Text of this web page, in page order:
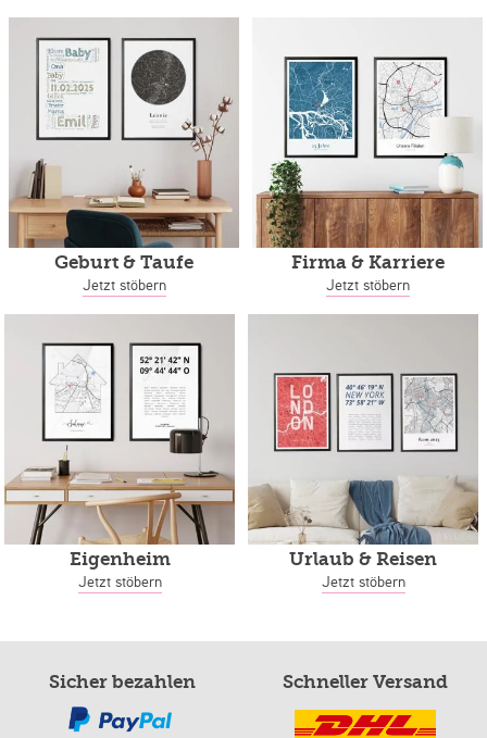
Geburt & Taufe
Jetzt stöbern
Firma & Karriere
Jetzt stöbern
Eigenheim
Jetzt stöbern
Urlaub & Reisen
Jetzt stöbern
Sicher bezahlen Schneller Versand